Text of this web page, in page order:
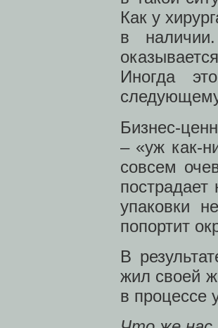
Как у
в
Иногда
Бизнес-
– «уж как-
совсем
упаковки
попортит
В
жил своей
в процессе